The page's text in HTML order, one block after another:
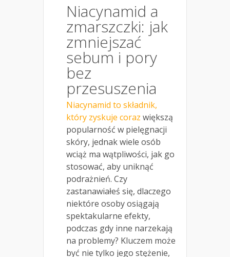
Niacynamid a
zmarszczki: jak
zmniejszać
sebum i pory
bez
przesuszenia
Niacynamid to składnik,
który zyskuje coraz większą
popularność w pielęgnacji
skóry, jednak wiele osób
wciąż ma wątpliwości, jak go
stosować, aby uniknąć
podrażnień. Czy
zastanawiałeś się, dlaczego
niektóre osoby osiągają
spektakularne efekty,
podczas gdy inne narzekają
na problemy? Kluczem może
być nie tylko jego stężenie,